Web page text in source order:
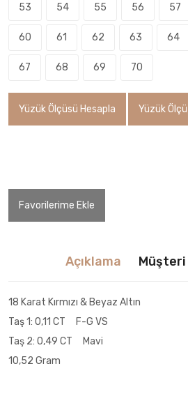
53 54 55 56 57
60 61 62 63 64
67 68 69 70
Yüzük Ölçüsü Hesapla Yüzük
Favorilerime Ekle
Açıklama Müşteri
18 Karat Kırmızı & Beyaz Altın
Taş 1: 0,11 CT F-G VS
Taş 2: 0,49 CT Mavi
10,52 Gram